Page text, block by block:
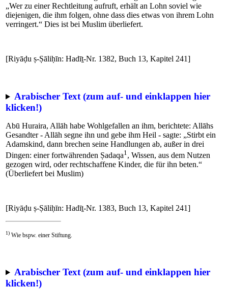
„Wer zu einer Rechtleitung aufruft, erhält an Lohn soviel wie
diejenigen, die ihm folgen, ohne dass dies etwas von ihrem Lohn
verringert.“ Dies ist bei Muslim überliefert.
[Riyāḍu ṣ-Ṣāliḥīn: Hadīṯ-Nr. 1382, Buch 13, Kapitel 241]
Arabischer Text (zum auf- und einklappen hier
klicken!)
Abū Huraira, Allāh habe Wohlgefallen an ihm, berichtete: Allāhs
Gesandter - Allāh segne ihn und gebe ihm Heil - sagte: „Stirbt ein
Adamskind, dann brechen seine Handlungen ab, außer in drei
Dingen: einer fortwährenden Ṣadaqa1 , Wissen, aus dem Nutzen
gezogen wird, oder rechtschaffene Kinder, die für ihn beten.“
(Überliefert bei Muslim)
[Riyāḍu ṣ-Ṣāliḥīn: Hadīṯ-Nr. 1383, Buch 13, Kapitel 241]
1) Wie bspw. einer Stiftung.
Arabischer Text (zum auf- und einklappen hier
klicken!)